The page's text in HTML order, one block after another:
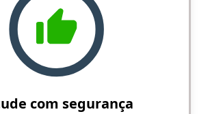
com segurança